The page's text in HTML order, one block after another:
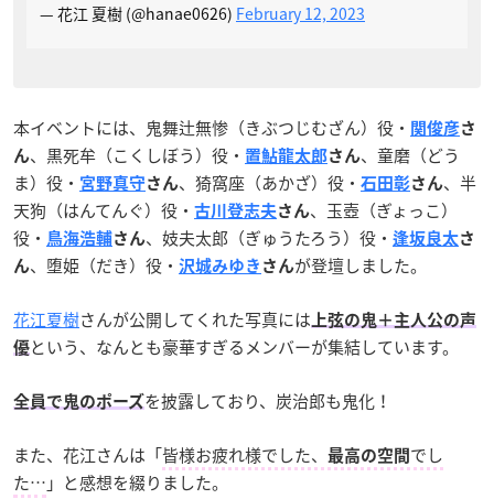
— 花江 夏樹 (@hanae0626) February 12, 2023
本イベントには、鬼舞辻無惨（きぶつじむざん）役・ 関俊彦さ
ん、黒死牟（こくしぼう）役・ 置鮎龍太郎さん、童磨（どう
ま）役・ 宮野真守さん、猗窩座（あかざ）役・ 石田彰さん、半
天狗（はんてんぐ）役・ 古川登志夫さん、玉壺（ぎょっこ）
役・ 鳥海浩輔さん、妓夫太郎（ぎゅうたろう）役・ 逢坂良太さ
ん、堕姫（だき）役・ 沢城みゆき さんが登壇しました。
花江夏樹さんが公開してくれた写真には 上弦の鬼＋主人公の声
優という、なんとも豪華すぎるメンバーが集結しています。
全員で鬼のポーズを披露しており、炭治郎も鬼化！
また、花江さんは「皆様お疲れ様でした、 最高の空間 でし
た… 」と感想を綴りました。